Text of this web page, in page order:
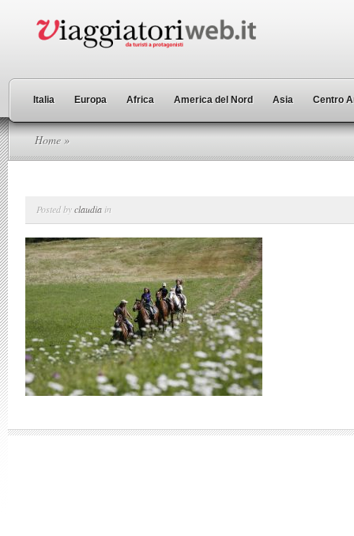
Italia Europa Africa America del Nord Asia Centro
Home »
Posted byclaudia in